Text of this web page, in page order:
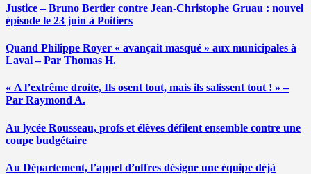
Justice – Bruno Bertier contre Jean-Christophe Gruau : nouvel
épisode le 23 juin à Poitiers
Quand Philippe Royer « avançait masqué » aux municipales à
Laval – Par Thomas H.
« A l’extrême droite, Ils osent tout, mais ils salissent tout ! » –
Par Raymond A.
Au lycée Rousseau, profs et élèves défilent ensemble contre une
coupe budgétaire
Au Département, l’appel d’offres désigne une équipe déjà